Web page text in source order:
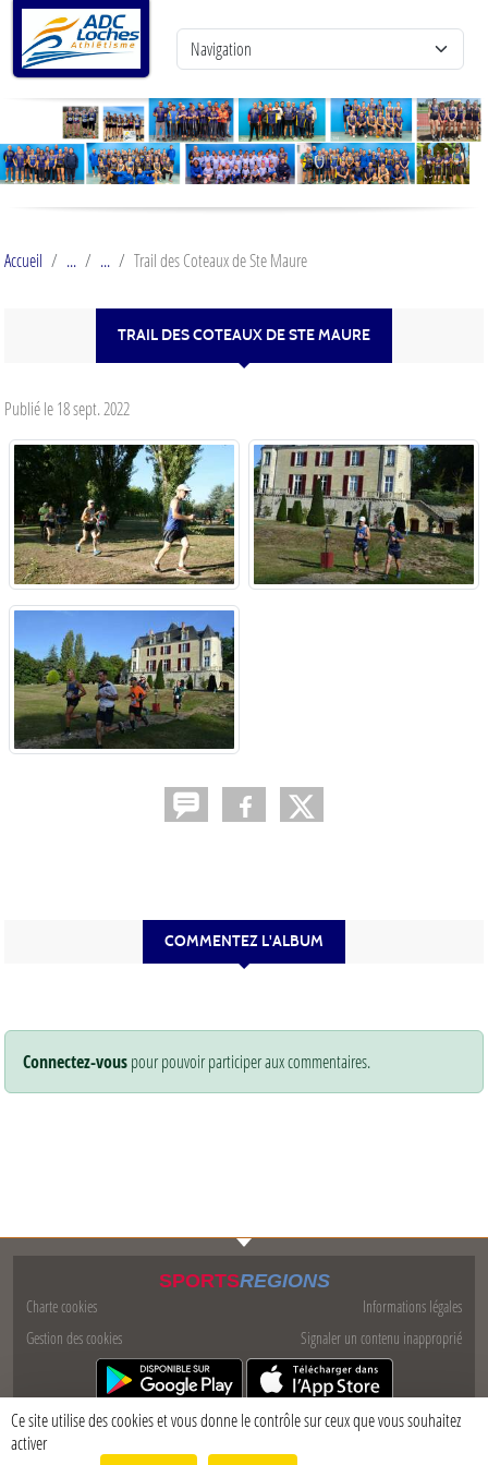
Accueil Trail des Coteaux de Ste Maure
TRAIL DES COTEAUX DE STE MAURE
Publié le18 sept. 2022
COMMENTEZ L'ALBUM
Connectez-vouspour pouvoir participer aux commentaires.
SPORTSREGIONS
Charte cookies
Gestion des cookies
Informations légales
Signaler un contenu inapproprié
Panneau de gestion des cookies
Ce site utilise des cookies et vous donne le contrôle sur ceux que vous souhaitez
activer